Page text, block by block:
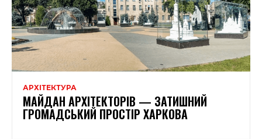
АРХІТЕКТУРА
МАЙДАН АРХІТЕКТОРІВ — ЗАТИШНИЙ
ГРОМАДСЬКИЙ ПРОСТІР ХАРКОВА